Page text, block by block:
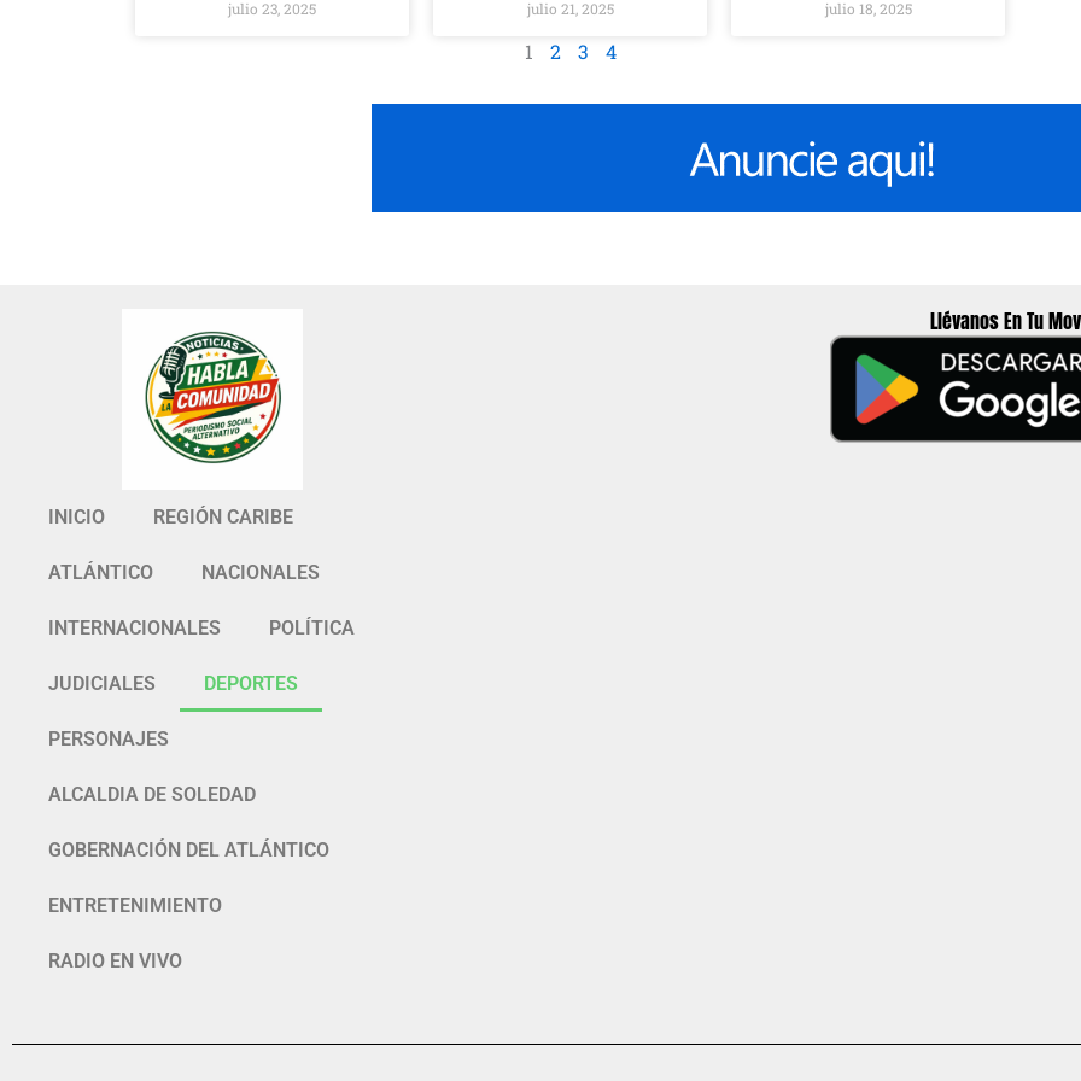
julio 23, 2025 julio 21, 2025 julio 18, 2025
1 2 3 4
INICIO REGIÓN CARIBE
ATLÁNTICO NACIONALES
INTERNACIONALES POLÍTICA
JUDICIALES DEPORTES
PERSONAJES
ALCALDIA DE SOLEDAD
GOBERNACIÓN DEL ATLÁNTICO
ENTRETENIMIENTO
RADIO EN VIVO
Llévanos En Tu